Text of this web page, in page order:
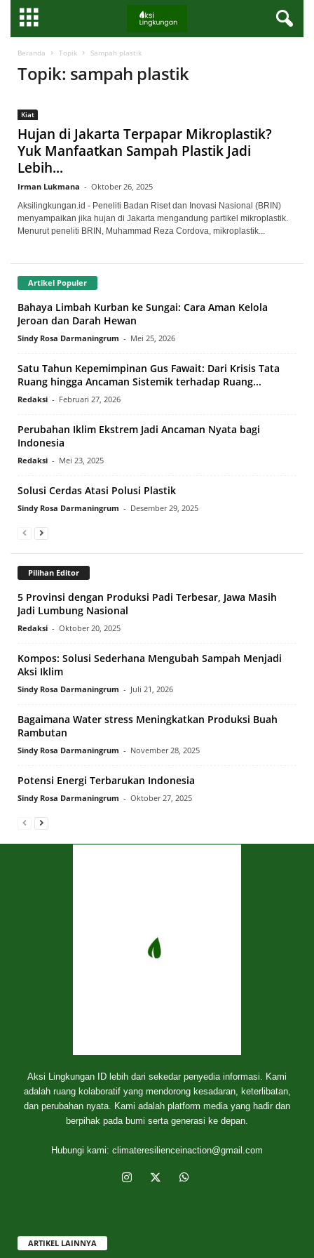
Beranda Topik Sampah plastik
Topik: sampah plastik
Kiat
Hujan di Jakarta Terpapar Mikroplastik?
Yuk Manfaatkan Sampah Plastik Jadi
Lebih...
Irman Lukmana - Oktober 26, 2025
Aksilingkungan.id - Peneliti Badan Riset dan Inovasi Nasional (BRIN)
menyampaikan jika hujan di Jakarta mengandung partikel mikroplastik.
Menurut peneliti BRIN, Muhammad Reza Cordova, mikroplastik...
Artikel Populer
Bahaya Limbah Kurban ke Sungai: Cara Aman Kelola
Jeroan dan Darah Hewan
Sindy Rosa Darmaningrum - Mei 25, 2026
Satu Tahun Kepemimpinan Gus Fawait: Dari Krisis Tata
Ruang hingga Ancaman Sistemik terhadap Ruang...
Redaksi - Februari 27, 2026
Perubahan Iklim Ekstrem Jadi Ancaman Nyata bagi
Indonesia
Redaksi - Mei 23, 2025
Solusi Cerdas Atasi Polusi Plastik
Sindy Rosa Darmaningrum - Desember 29, 2025
Pilihan Editor
5 Provinsi dengan Produksi Padi Terbesar, Jawa Masih
Jadi Lumbung Nasional
Redaksi - Oktober 20, 2025
Kompos: Solusi Sederhana Mengubah Sampah Menjadi
Aksi Iklim
Sindy Rosa Darmaningrum - Juli 21, 2026
Bagaimana Water stress Meningkatkan Produksi Buah
Rambutan
Sindy Rosa Darmaningrum - November 28, 2025
Potensi Energi Terbarukan Indonesia
Sindy Rosa Darmaningrum - Oktober 27, 2025
Aksi Lingkungan ID lebih dari sekedar penyedia informasi. Kami
adalah ruang kolaboratif yang mendorong kesadaran, keterlibatan,
dan perubahan nyata. Kami adalah platform media yang hadir dan
berpihak pada bumi serta generasi ke depan.
Hubungi kami: climateresilienceinaction@gmail.com
ARTIKEL LAINNYA